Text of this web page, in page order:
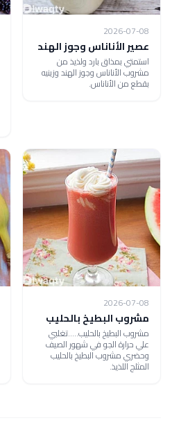
2026-07-08
عصير الأناناس وجوز الهند
استمتي بمذاق بارد ولذيذ من
مشروب الأناناس وجوز الهند وزينيه
بقطع من الأناناس.
2026-07-08
مشروب البطيخ بالحليب
مشروب البطيخ بالحليب.....تغلبي
علي حرارة الجو في شهور الصيف
وحضري مشروب البطيخ بالحليب
المثلج اللذيذ.